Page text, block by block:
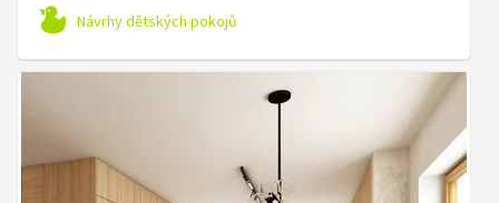
Návrhy dětských pokojů